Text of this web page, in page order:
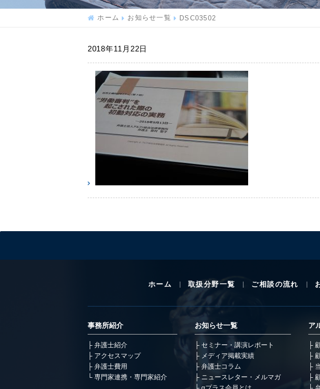
ホーム お知らせ一覧 DSC03502
2018年11月22日
ホーム 取扱分野一覧 ご相談の流れ
事務所紹介
弁護士紹介
アクセスマップ
弁護士費用
専門家連携・専門家紹介
お知らせ一覧
セミナー・講演レポート
メディア掲載実績
弁護士コラム
ニュースレター・メルマガ
αプラス会員とは
ア